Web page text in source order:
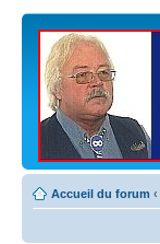
Accueil du forum ‹